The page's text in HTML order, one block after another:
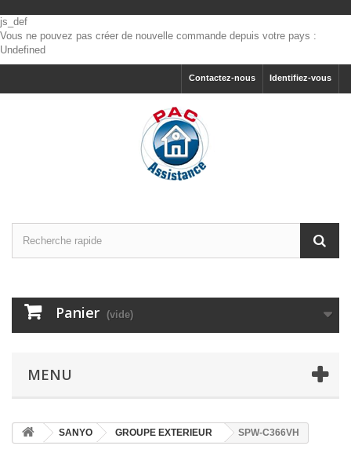
js_def
Vous ne pouvez pas créer de nouvelle commande depuis votre pays :
Undefined
Identifiez-vous
Contactez-nous
Panier (vide)
MENU
SANYO GROUPE EXTERIEUR SPW-C366VH